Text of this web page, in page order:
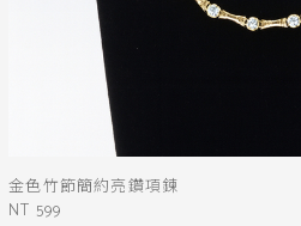
金色竹節簡約亮鑽項鍊
NT 599